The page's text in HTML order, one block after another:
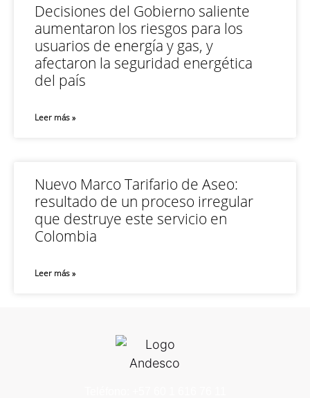
Decisiones del Gobierno saliente
aumentaron los riesgos para los
usuarios de energía y gas, y
afectaron la seguridad energética
del país
Leer más »
Nuevo Marco Tarifario de Aseo:
resultado de un proceso irregular
que destruye este servicio en
Colombia
Leer más »